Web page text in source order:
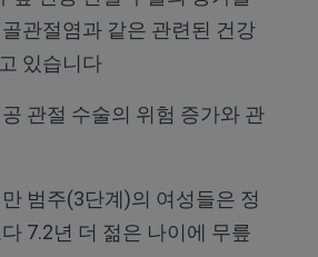
관절염과 같은 관련된 건강
있습니다
관절 수술의 위험 증가와 관
범주(3단계)의 여성들은 정
7.2년 더 젊은 나이에 무릎